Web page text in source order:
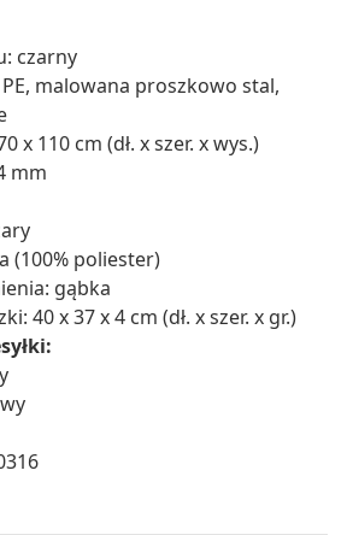
czarny
malowana proszkowo stal,
x 110 cm (dł. x szer. x wys.)
mm
(100% poliester)
gąbka
40 x 37 x 4 cm (dł. x szer. x gr.)